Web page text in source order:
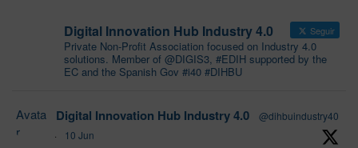
Digital Innovation Hub Industry 4.0 Seguir
Private Non-Profit Association focused on Industry 4.0
solutions. Member of @DIGIS3, #EDIH supported by the
EC and the Spanish Gov #i40 #DIHBU
Avata
r
Digital Innovation Hub Industry 4.0
@dihbuindustry40
·
10 Jun